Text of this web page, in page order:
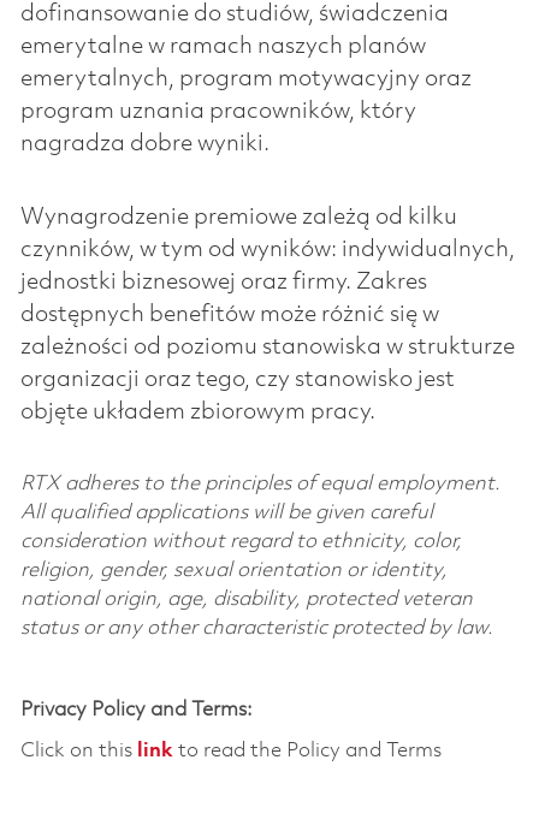
dofinansowanie do studiów, świadczenia
emerytalne w ramach naszych planów
emerytalnych, program motywacyjny oraz
program uznania pracowników, który
nagradza dobre wyniki.
Wynagrodzenie premiowe zależą od kilku
czynników, w tym od wyników: indywidualnych,
jednostki biznesowej oraz firmy. Zakres
dostępnych benefitów może różnić się w
zależności od poziomu stanowiska w strukturze
organizacji oraz tego, czy stanowisko jest
objęte układem zbiorowym pracy.
RTX adheres to the principles of equal employment.
All qualified applications will be given careful
consideration without regard to ethnicity, color,
religion, gender, sexual orientation or identity,
national origin, age, disability, protected veteran
status or any other characteristic protected by law.
Privacy Policy and Terms:
Click on this linkto read the Policy and Terms